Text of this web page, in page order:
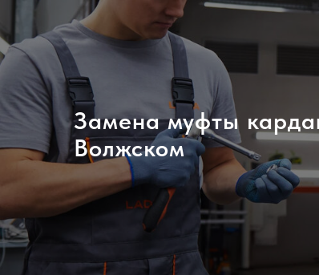
Замена муфты
Волжском